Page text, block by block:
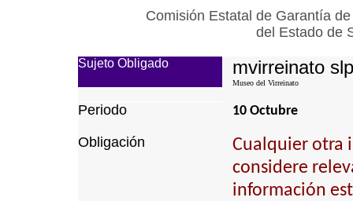
Comisión Estatal de Garantía
del Estado de
Sujeto Obligado mvirreinato slp
Museo del Virreinato
Periodo 10 Octubre
Obligación
Cualquier otra
considere
información